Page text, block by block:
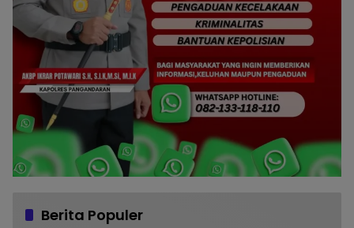
Berita Populer